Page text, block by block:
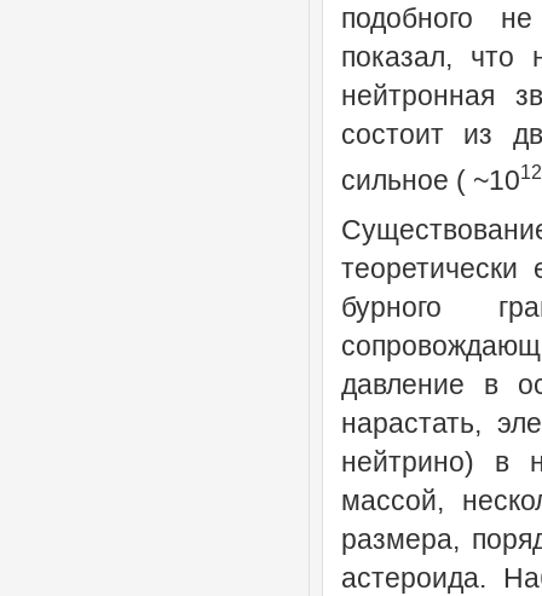
подобного
показал, что
нейтронная
состоит из
сильное ( ~1012
бурного
давление в
нарастать,
нейтрино) в
массой,
размера,
астероида.